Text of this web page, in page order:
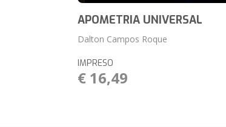
APOMETRIA UNIVERSAL
Dalton Campos Roque
IMPRESO
€ 16,49